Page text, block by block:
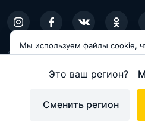
Это ваш регион?
Сменить регион
© 2026 NOVOSTROEV.RU
Политика обработки
Мы используем файлы cookie,
корректно и становился